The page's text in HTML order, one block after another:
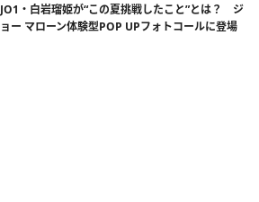
JO1・白岩瑠姫が“この夏挑戦したこと”とは？ ジ
ョー マローン体験型POP UPフォトコールに登場